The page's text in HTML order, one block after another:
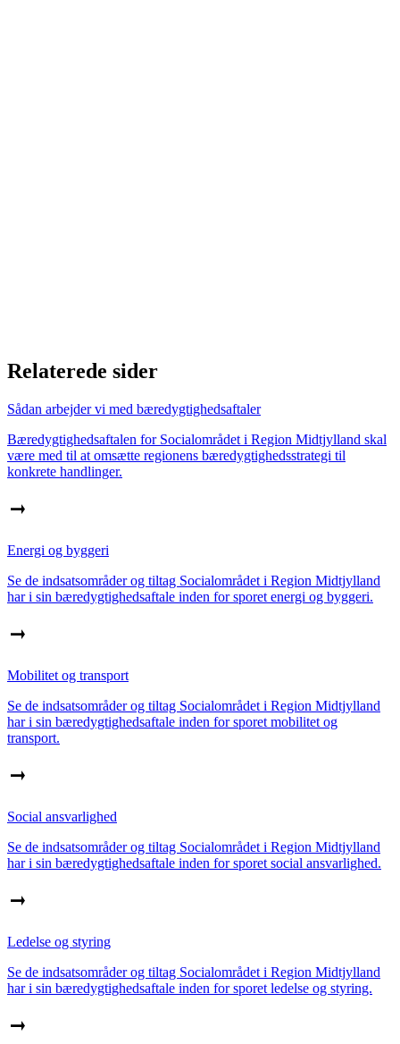
Relaterede sider
Sådan arbejder vi med bæredygtighedsaftaler
Bæredygtighedsaftalen for Socialområdet i Region Midtjylland skal
være med til at omsætte regionens bæredygtighedsstrategi til
konkrete handlinger.
Energi og byggeri
Se de indsatsområder og tiltag Socialområdet i Region Midtjylland
har i sin bæredygtighedsaftale inden for sporet energi og byggeri.
Mobilitet og transport
Se de indsatsområder og tiltag Socialområdet i Region Midtjylland
har i sin bæredygtighedsaftale inden for sporet mobilitet og
transport.
Social ansvarlighed
Se de indsatsområder og tiltag Socialområdet i Region Midtjylland
har i sin bæredygtighedsaftale inden for sporet social ansvarlighed.
Ledelse og styring
Se de indsatsområder og tiltag Socialområdet i Region Midtjylland
har i sin bæredygtighedsaftale inden for sporet ledelse og styring.